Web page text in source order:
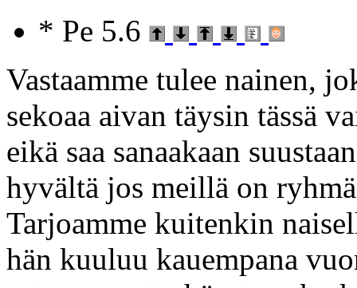
* Pe 5.6
Vastaamme tulee nainen,
sekoaa aivan täysin tässä
eikä saa sanaakaan
hyvältä jos meillä on
Tarjoamme kuitenkin
hän kuuluu kauempana